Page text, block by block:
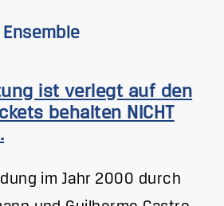
ist verlegt auf den
behalten NICHT
im Jahr 2000 durch